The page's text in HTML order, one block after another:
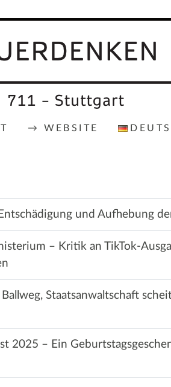
→ WEBSITE
und Aufhebung
– Kritik an TikTok-
Staatsanwaltschaft
2025 – Ein